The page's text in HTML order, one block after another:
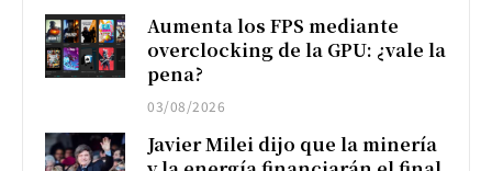
Aumenta los FPS mediante
overclocking de la GPU: ¿vale la
pena?
03/08/2026
Javier Milei dijo que la minería